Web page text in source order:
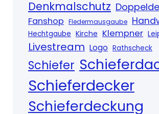
Denkmalschutz
Fanshop Fledermausgaube
Hechtgaube Kirche Klempner
Livestream Logo Rathscheck
Schiefer
Schieferdecker
Schieferdeckung